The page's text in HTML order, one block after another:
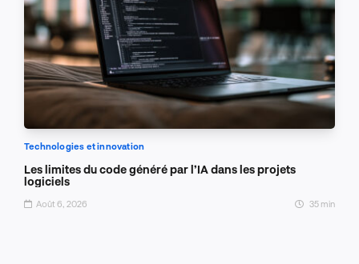
Technologies et innovation
Les limites du code généré par l’IA dans les projets
logiciels
Août 6, 2026 35 min